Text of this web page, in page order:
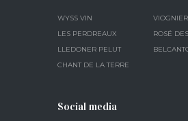
WYSS VIN
LES PERDREAUX
ROSÉ
LLEDONER PELUT
CHANT DE LA TERRE
Social media